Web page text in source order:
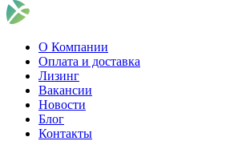
О Компании
Оплата и доставка
Лизинг
Вакансии
Новости
Блог
Контакты